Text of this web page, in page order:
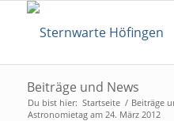
Beiträge und News
Du bist hier: Startseite / Beiträge
Astronomietag am 24. März 2012